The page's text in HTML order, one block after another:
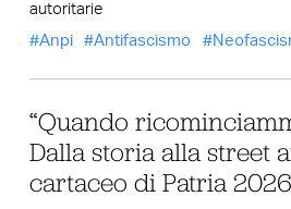
autoritarie
Anpi
Antifascismo
“Quando
Dalla storia alla street
cartaceo di Patria 2026